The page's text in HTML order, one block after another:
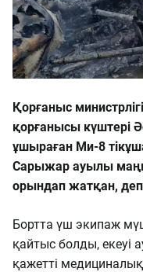
Қорғаныс
қорғанысы күштері
ұшыраған Ми-8
Сарыжар ауылы
орындап жатқан,
Бортта үш экипаж
қайтыс болды, екеуі
қажетті медициналық